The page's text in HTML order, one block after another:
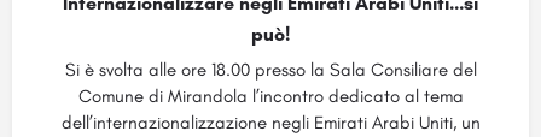
può!
Si è svolta alle ore 18.00 presso la Sala Consiliare del
Comune di Mirandola l’incontro dedicato al tema
dell’internazionalizzazione negli Emirati Arabi Uniti, un